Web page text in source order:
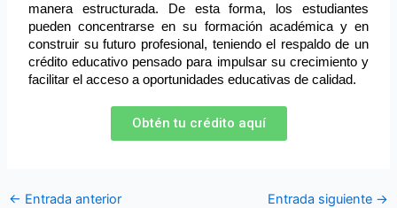
manera estructurada. De esta forma, los estudiantes
pueden concentrarse en su formación académica y en
construir su futuro profesional, teniendo el respaldo de un
crédito educativo pensado para impulsar su crecimiento y
facilitar el acceso a oportunidades educativas de calidad.
Obtén tu crédito aquí
← Entrada anterior Entrada siguiente →